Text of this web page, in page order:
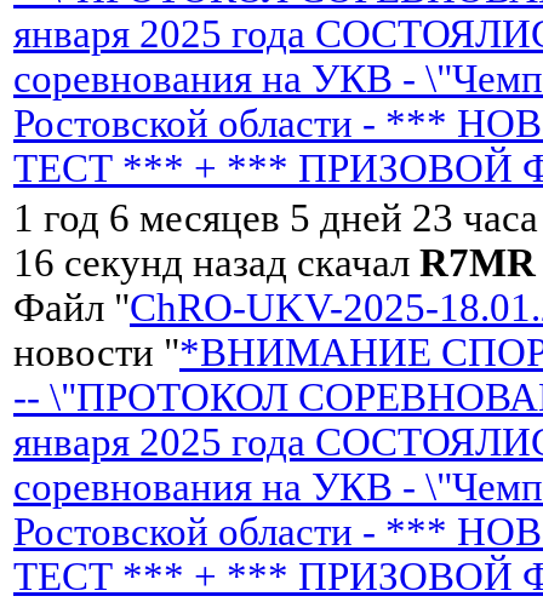
января 2025 года
соревнования на УКВ -
Ростовской области - ***
ТЕСТ *** + *** ПРИЗОВОЙ
1 год 6 месяцев 5 дней 23
16 секунд назад скачал R7MR
Файл "ChRO-UKV-2025-
новости "*ВНИМАНИЕ
-- \"ПРОТОКОЛ
января 2025 года
соревнования на УКВ -
Ростовской области - ***
ТЕСТ *** + *** ПРИЗОВОЙ